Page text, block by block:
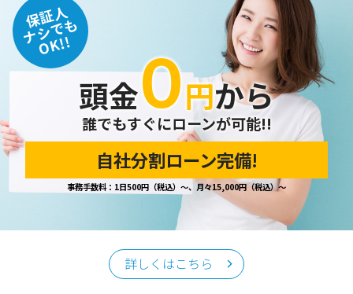
個人情報の訂正･削除・開示
ご本人から、登録されている個人情報について訂正・削除・
開示の請求があった場合は、迅速に対応いたします。
当ホームページが保有する個人情報の取り扱い、および訂
正・削除・開示等に関するお問い合わせ先は、以下の通りで
個人情報保護担当窓口
当社の「個人情報の取扱い」に関するお問い合わせは、下記
クロムオート
〒002-0865 札幌市北区屯田町740
TEL／011-790-7766FAX／011-790-6818
E-mail：info@chromeauto.co.jp
保証人
ナシでも
OK!!
頭金０円から
誰でもすぐにローンが可能!!
自社分割ローン完備!
事務手数料：1日500円（税込）～、月々15,000円（税込）～
詳しくはこちら